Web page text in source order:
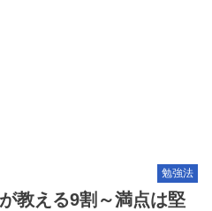
勉強法
教える9割～満点は堅